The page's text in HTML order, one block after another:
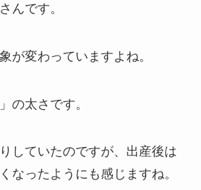
んです。
が変わっていますよね。
の太さです。
していたのですが、出産後は
なったようにも感じますね。